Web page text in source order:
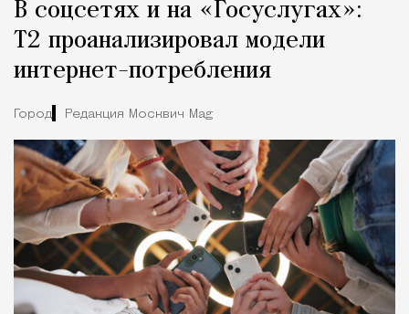
В соцсетях и на «Госуслугах»:
Т2 проанализировал модели
интернет-потребления
Город Редакция Москвич Mag